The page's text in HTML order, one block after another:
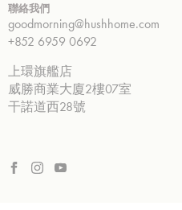
聯絡我們
goodmorning@hushhome.com
+852 6959 0692
上環旗艦店
威勝商業大廈2樓07室
干諾道西28號